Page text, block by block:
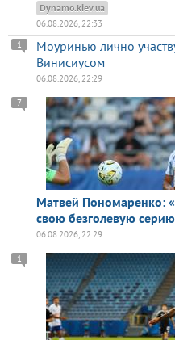
Dynamo.kiev.ua
06.08.2026, 22:33
Моуринью лично
Винисиусом
1
06.08.2026, 22:29
Матвей Пономаренко:
свою безголевую
7
06.08.2026, 22:29
1